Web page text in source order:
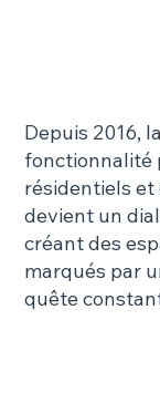
Depuis 2016,
fonctionnalité
résidentiels
devient un
créant des
marqués par
quête